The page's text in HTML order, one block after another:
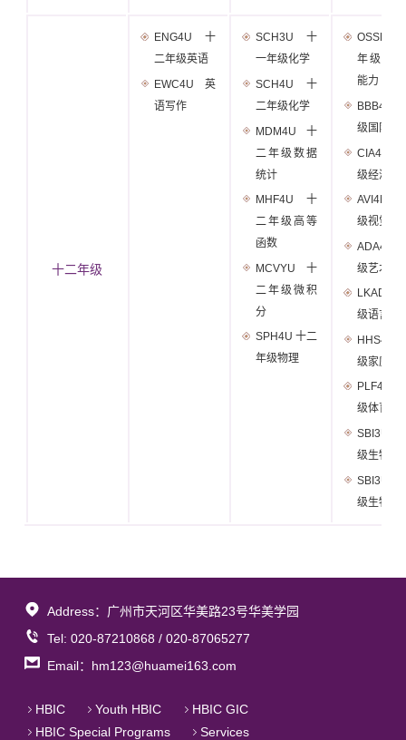
十二年级
ENG4U 十
二年级英语
EWC4U 英
语写作
SCH3U 十
一年级化学
SCH4U 十
二年级化学
MDM4U 十
二年级数据
统计
MHF4U 十
二年级高等
函数
MCVYU 十
二年级微积
分
SPH4U 十二
年级物理
年级英
能力
BBB4M
级国际商
CIA4U
级经济分
AVI4M
级视觉艺
ADA4M
级艺术
LKADU
级语言
HHS4U
级家庭学
PLF4M
级体育
SBI3U
级生物
SBI3U
级生物
Address：广州市天河区华美路23号华美学园
Tel: 020-87210868 / 020-87065277
Email：hm123@huamei163.com
HBIC Youth HBIC
HBIC GIC
HBIC Special Programs
Services